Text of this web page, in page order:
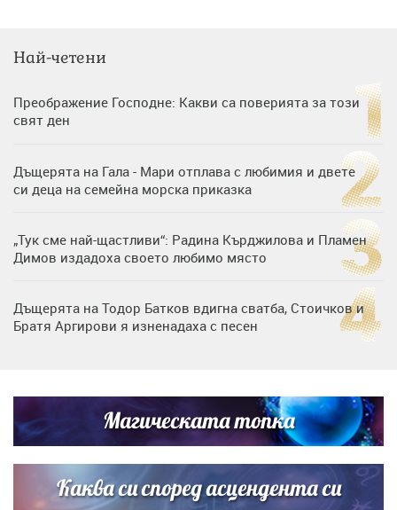
Най-четени
Преображение Господне: Какви са поверията за този
свят ден
Дъщерята на Гала - Мари отплава с любимия и двете
си деца на семейна морска приказка
„Тук сме най-щастливи“: Радина Кърджилова и Пламен
Димов издадоха своето любимо място
Дъщерята на Тодор Батков вдигна сватба, Стоичков и
Братя Аргирови я изненадаха с песен
Списъкът е ясен: Джей Ло и Риана във ВИП гостите на
сватбата на Роналдо
Магическата топка
Каква си според асцендента си